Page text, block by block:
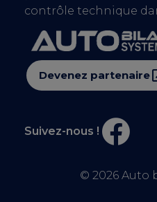
contrôle technique
Devenez partenaire
Suivez-nous !
© 2026 Auto